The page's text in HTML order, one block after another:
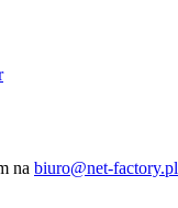
na biuro@net-factory.pl